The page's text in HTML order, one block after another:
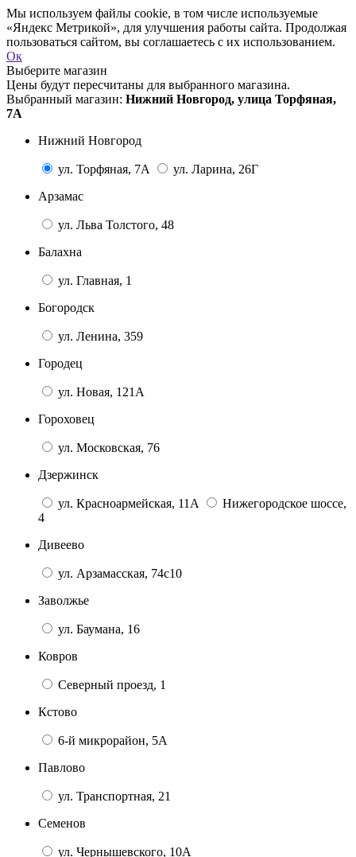
Мы используем файлы cookie, в том числе используемые
«Яндекс Метрикой», для улучшения работы сайта. Продолжая
пользоваться сайтом, вы соглашаетесь с их использованием.
Ок
Выберите магазин
Цены будут пересчитаны для выбранного магазина.
Выбранный магазин: Нижний Новгород, улица Торфяная,
7А
Нижний Новгород
ул. Торфяная, 7А
ул. Ларина, 26Г
Арзамас
ул. Льва Толстого, 48
Балахна
ул. Главная, 1
Богородск
ул. Ленина, 359
Городец
ул. Новая, 121А
Гороховец
ул. Московская, 76
Дзержинск
ул. Красноармейская, 11А
Нижегородское шоссе,
4
Дивеево
ул. Арзамасская, 74с10
Заволжье
ул. Баумана, 16
Ковров
Северный проезд, 1
Кстово
6-й микрорайон, 5А
Павлово
ул. Транспортная, 21
Семенов
ул. Чернышевского, 10А